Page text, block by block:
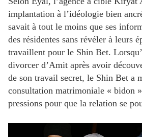
implantation à l’idéologie bien
savait à tout le moins que ses
des résidentes sans révéler à leurs
travaillent pour le Shin Bet.
divorcer d’Amit après avoir
de son travail secret, le Shin Bet a
consultation matrimoniale « bidon
pressions pour que la relation se